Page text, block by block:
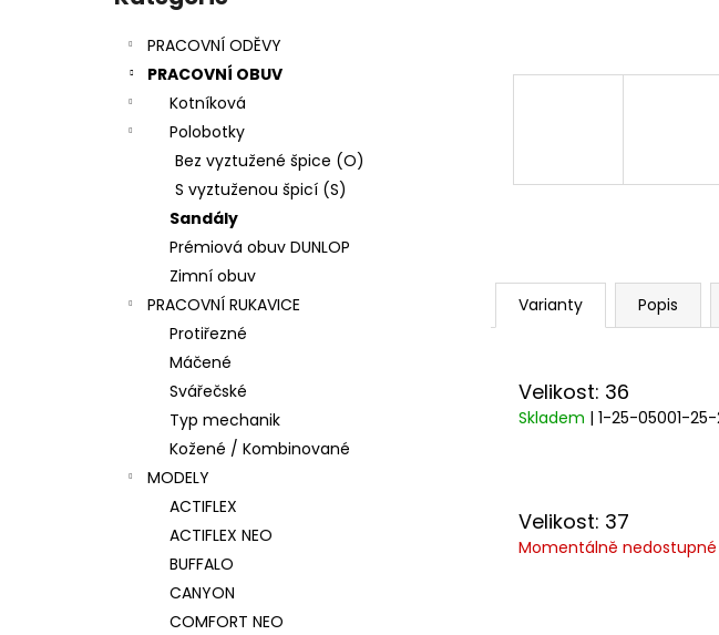
PRACOVNÍ ODĚVY
PRACOVNÍ OBUV
Kotníková
Polobotky
Bez vyztužené špice (O)
S vyztuženou špicí (S)
Sandály
Prémiová obuv DUNLOP
Zimní obuv
PRACOVNÍ RUKAVICE
Protiřezné
Máčené
Svářečské
Typ mechanik
Kožené / Kombinované
MODELY
ACTIFLEX
ACTIFLEX NEO
BUFFALO
CANYON
COMFORT NEO
Varianty Popis
Velikost: 36
Skladem | 1-25-05001-
Velikost: 37
Momentálně nedostupné